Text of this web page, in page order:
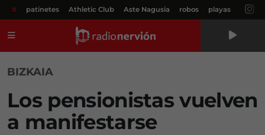
# patinetes Athletic Club Aste Nagusia robos playas
BIZKAIA
Los pensionistas vuelven
a manifestarse